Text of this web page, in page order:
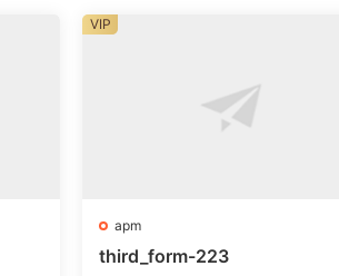
apm
third_form-223
VIP